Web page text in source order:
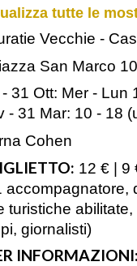
tutte le
Vecchie -
San Marco
- 31 Ott: Mer -
- 31 Mar: 10 - 18
Cohen
12 € | 9
accompagnatore,
turistiche
giornalisti)
INFORMAZIONI: